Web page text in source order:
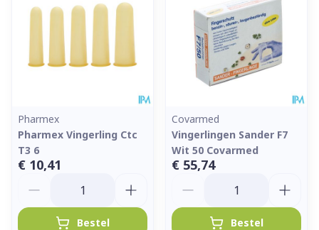
Pharmex
Pharmex Vingerling Ctc
T3 6
€ 10,41
Bestel
Covarmed
Vingerlingen Sander F7
Wit 50 Covarmed
€ 55,74
Bestel